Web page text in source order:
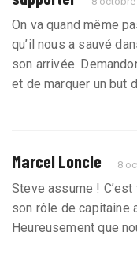
On va quand même
qu’il nous a sauvé
son arrivée.
et de marquer un but
Marcel Loncle 8
Steve assume !
son rôle de capitaine
Heureusement que